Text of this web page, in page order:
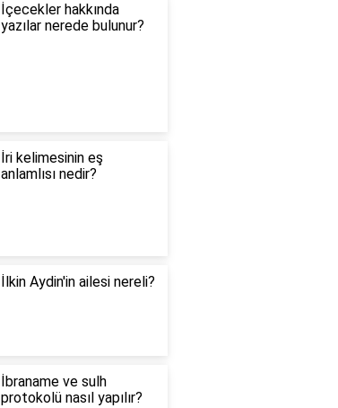
İçecekler hakkında
yazılar nerede bulunur?
İri kelimesinin eş
anlamlısı nedir?
İlkin Aydin'in ailesi nereli?
İbraname ve sulh
protokolü nasıl yapılır?